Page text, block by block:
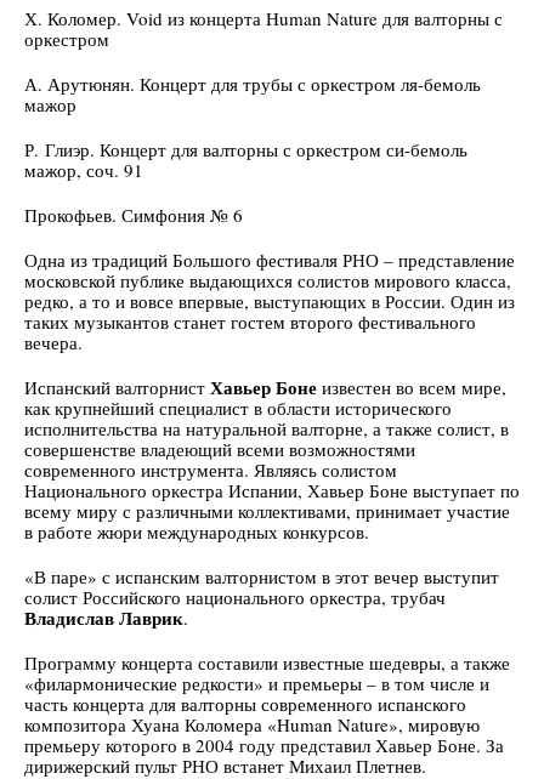
Х. Коломер. Void из концерта Human Nature для валторны с
оркестром
А. Арутюнян. Концерт для трубы с оркестром ля-бемоль
мажор
Р. Глиэр. Концерт для валторны с оркестром си-бемоль
мажор, соч. 91
Прокофьев. Симфония № 6
Одна из традиций Большого фестиваля РНО – представление
московской публике выдающихся солистов мирового класса,
редко, а то и вовсе впервые, выступающих в России. Один из
таких музыкантов станет гостем второго фестивального
вечера.
Испанский валторнист Хавьер Боне известен во всем мире,
как крупнейший специалист в области исторического
исполнительства на натуральной валторне, а также солист, в
совершенстве владеющий всеми возможностями
современного инструмента. Являясь солистом
Национального оркестра Испании, Хавьер Боне выступает по
всему миру с различными коллективами, принимает участие
в работе жюри международных конкурсов.
«В паре» с испанским валторнистом в этот вечер выступит
солист Российского национального оркестра, трубач
Владислав Лаврик.
Программу концерта составили известные шедевры, а также
«филармонические редкости» и премьеры – в том числе и
часть концерта для валторны современного испанского
композитора Хуана Коломера «Human Nature», мировую
премьеру которого в 2004 году представил Хавьер Боне. За
дирижерский пульт РНО встанет Михаил Плетнев.